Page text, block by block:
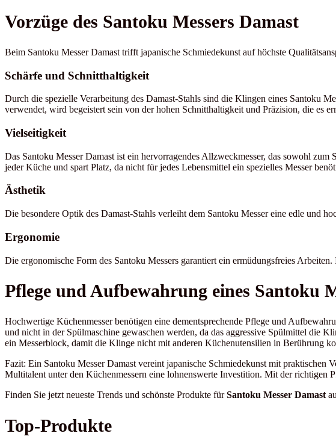
Vorzüge des Santoku Messers Damast
Beim Santoku Messer Damast trifft japanische Schmiedekunst auf höchste
Schärfe und Schnitthaltigkeit
Durch die spezielle Verarbeitung des Damast-Stahls sind die Klingen eines Santoku
verwendet, wird begeistert sein von der hohen Schnitthaltigkeit und Präzision, die es
Vielseitigkeit
Das Santoku Messer Damast ist ein hervorragendes Allzweckmesser, das sowohl
jeder Küche und spart Platz, da nicht für jedes Lebensmittel ein spezielles Messer
Ästhetik
Die besondere Optik des Damast-Stahls verleiht dem Santoku Messer eine edle und
Ergonomie
Die ergonomische Form des Santoku Messers garantiert ein ermüdungsfreies
Pflege und Aufbewahrung eines Santoku
Hochwertige Küchenmesser benötigen eine dementsprechende Pflege und
und nicht in der Spülmaschine gewaschen werden, da das aggressive Spülmittel die
ein Messerblock, damit die Klinge nicht mit anderen Küchenutensilien in Berührung
Fazit: Ein Santoku Messer Damast vereint japanische Schmiedekunst mit
Multitalent unter den Küchenmessern eine lohnenswerte Investition. Mit der
Finden Sie jetzt neueste Trends und schönste Produkte fürSantoku Messer Damast
Top-Produkte